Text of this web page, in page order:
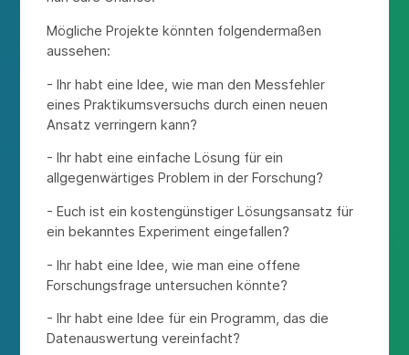
Mögliche Projekte könnten folgendermaßen
aussehen:
- Ihr habt eine Idee, wie man den Messfehler
eines Praktikumsversuchs durch einen neuen
Ansatz verringern kann?
- Ihr habt eine einfache Lösung für ein
allgegenwärtiges Problem in der Forschung?
- Euch ist ein kostengünstiger Lösungsansatz für
ein bekanntes Experiment eingefallen?
- Ihr habt eine Idee, wie man eine offene
Forschungsfrage untersuchen könnte?
- Ihr habt eine Idee für ein Programm, das die
Datenauswertung vereinfacht?